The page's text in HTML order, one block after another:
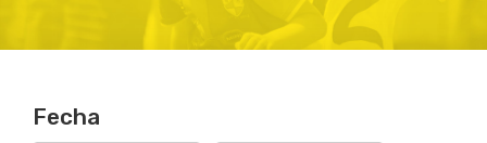
Fecha